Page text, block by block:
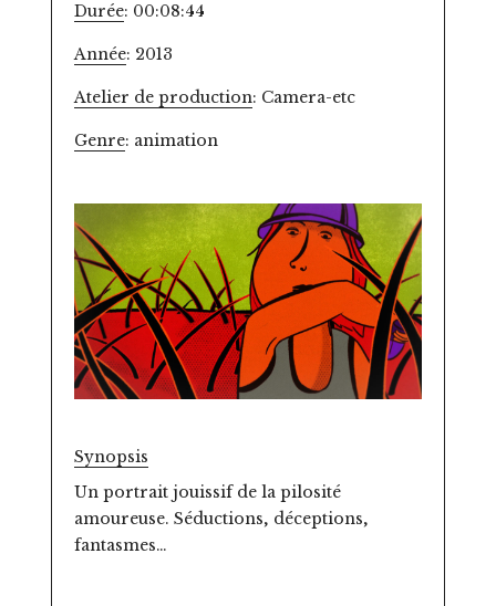
Durée: 00:08:44
Année: 2013
Atelier de production: Camera-etc
Genre: animation
Synopsis
Un portrait jouissif de la pilosité
amoureuse. Séductions, déceptions,
fantasmes…